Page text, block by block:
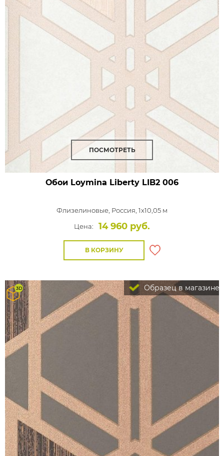
ПОСМОТРЕТЬ
Обои Loymina Liberty LIB2 006
Флизелиновые, Россия, 1x10,05 м
Цена:
14 960 руб.
В КОРЗИНУ
Образец в магазине